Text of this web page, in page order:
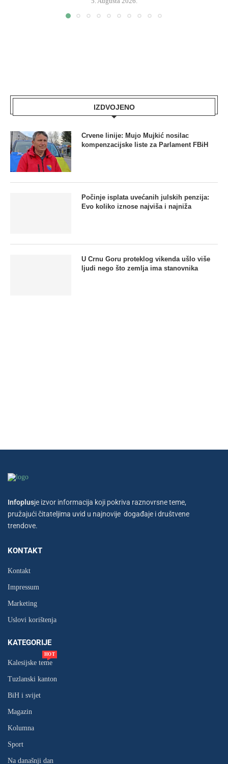
IZDVOJENO
Crvene linije: Mujo Mujkić nosilac
kompenzacijske liste za Parlament FBiH
Počinje isplata uvećanih julskih penzija:
Evo koliko iznose najviša i najniža
U Crnu Goru proteklog vikenda ušlo više
ljudi nego što zemlja ima stanovnika
Infoplusje izvor informacija koji pokriva raznovrsne teme,
pružajući čitateljima uvid u najnovije događaje i društvene
trendove.
KONTAKT
Kontakt
Impressum
Marketing
Uslovi korištenja
KATEGORIJE
Kalesijske teme
HOT
Tuzlanski kanton
BiH i svijet
Magazin
Kolumna
Sport
Na današnji dan